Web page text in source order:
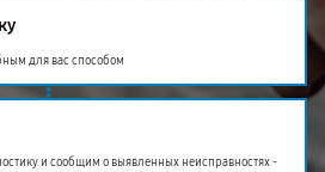
для вас способом
и сообщим о выявленных неисправностях -